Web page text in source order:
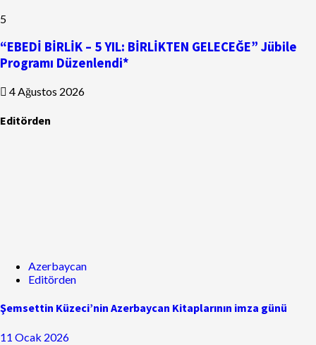
5
“EBEDİ BİRLİK – 5 YIL: BİRLİKTEN GELECEĞE” Jübile
Programı Düzenlendi*
4 Ağustos 2026
Editörden
Azerbaycan
Editörden
Şemsettin Küzeci’nin Azerbaycan Kitaplarının imza günü
11 Ocak 2026